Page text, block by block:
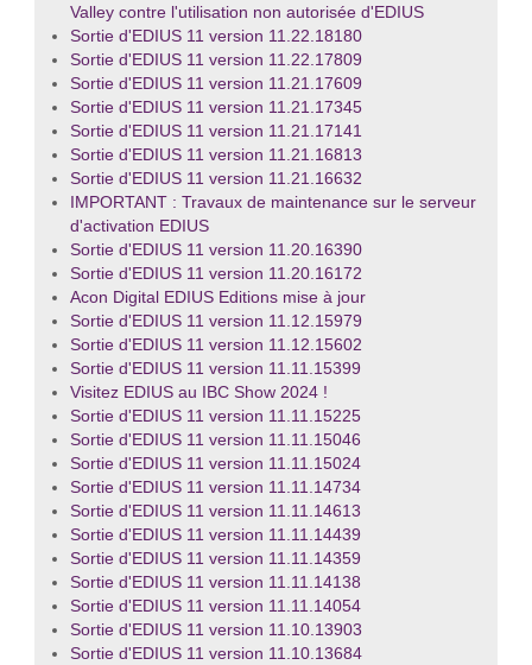
Valley contre l'utilisation non autorisée d'EDIUS
Sortie d'EDIUS 11 version 11.22.18180
Sortie d'EDIUS 11 version 11.22.17809
Sortie d'EDIUS 11 version 11.21.17609
Sortie d'EDIUS 11 version 11.21.17345
Sortie d'EDIUS 11 version 11.21.17141
Sortie d'EDIUS 11 version 11.21.16813
Sortie d'EDIUS 11 version 11.21.16632
IMPORTANT : Travaux de maintenance sur le serveur
d'activation EDIUS
Sortie d'EDIUS 11 version 11.20.16390
Sortie d'EDIUS 11 version 11.20.16172
Acon Digital EDIUS Editions mise à jour
Sortie d'EDIUS 11 version 11.12.15979
Sortie d'EDIUS 11 version 11.12.15602
Sortie d'EDIUS 11 version 11.11.15399
Visitez EDIUS au IBC Show 2024 !
Sortie d'EDIUS 11 version 11.11.15225
Sortie d'EDIUS 11 version 11.11.15046
Sortie d'EDIUS 11 version 11.11.15024
Sortie d'EDIUS 11 version 11.11.14734
Sortie d'EDIUS 11 version 11.11.14613
Sortie d'EDIUS 11 version 11.11.14439
Sortie d'EDIUS 11 version 11.11.14359
Sortie d'EDIUS 11 version 11.11.14138
Sortie d'EDIUS 11 version 11.11.14054
Sortie d'EDIUS 11 version 11.10.13903
Sortie d'EDIUS 11 version 11.10.13684